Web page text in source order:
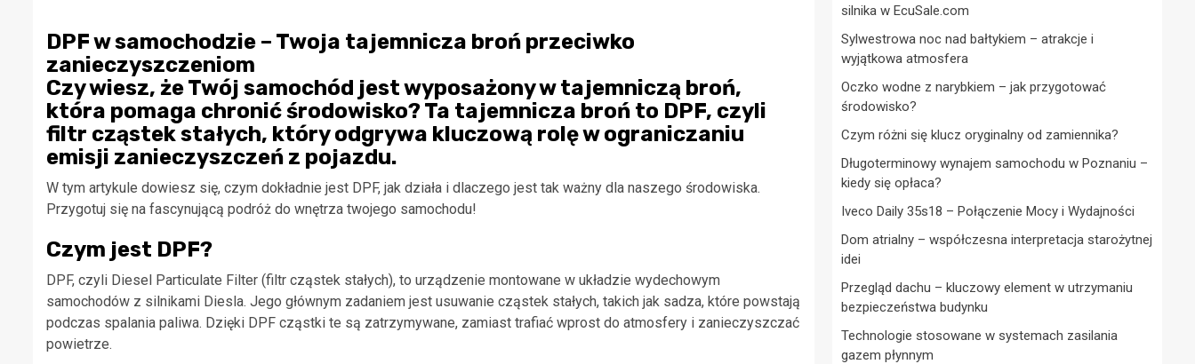
DPF w samochodzie – Twoja tajemnicza broń przeciwko
zanieczyszczeniom
Czy wiesz, że Twój samochód jest wyposażony w tajemniczą broń,
która pomaga chronić środowisko? Ta tajemnicza broń to DPF, czyli
filtr cząstek stałych, który odgrywa kluczową rolę w ograniczaniu
emisji zanieczyszczeń z pojazdu.
W tym artykule dowiesz się, czym dokładnie jest DPF, jak działa i dlaczego jest tak ważny dla naszego środowiska.
Przygotuj się na fascynującą podróż do wnętrza twojego samochodu!
Czym jest DPF?
DPF, czyli Diesel Particulate Filter (filtr cząstek stałych), to urządzenie montowane w układzie wydechowym
samochodów z silnikami Diesla. Jego głównym zadaniem jest usuwanie cząstek stałych, takich jak sadza, które powstają
podczas spalania paliwa. Dzięki DPF cząstki te są zatrzymywane, zamiast trafiać wprost do atmosfery i zanieczyszczać
powietrze.
silnika w EcuSale.com
Sylwestrowa noc nad bałtykiem – atrakcje i
wyjątkowa atmosfera
Oczko wodne z narybkiem – jak przygotować
środowisko?
Czym różni się klucz oryginalny od zamiennika?
Długoterminowy wynajem samochodu w Poznaniu –
kiedy się opłaca?
Iveco Daily 35s18 – Połączenie Mocy i Wydajności
Dom atrialny – współczesna interpretacja starożytnej
idei
Przegląd dachu – kluczowy element w utrzymaniu
bezpieczeństwa budynku
Technologie stosowane w systemach zasilania
gazem płynnym